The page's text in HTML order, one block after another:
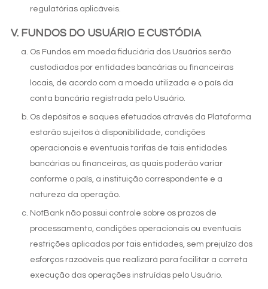
regulatórias aplicáveis.
FUNDOS DO USUÁRIO E CUSTÓDIA
Os Fundos em moeda fiduciária dos Usuários serão
custodiados por entidades bancárias ou financeiras
locais, de acordo com a moeda utilizada e o país da
conta bancária registrada pelo Usuário.
Os depósitos e saques efetuados através da Plataforma
estarão sujeitos à disponibilidade, condições
operacionais e eventuais tarifas de tais entidades
bancárias ou financeiras, as quais poderão variar
conforme o país, a instituição correspondente e a
natureza da operação.
NotBank não possui controle sobre os prazos de
processamento, condições operacionais ou eventuais
restrições aplicadas por tais entidades, sem prejuízo dos
esforços razoáveis que realizará para facilitar a correta
execução das operações instruídas pelo Usuário.